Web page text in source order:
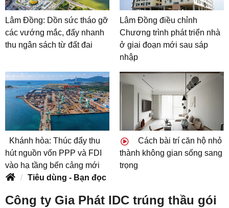
Lâm Đồng: Dồn sức tháo gỡ
các vướng mắc, đẩy nhanh
thu ngân sách từ đất đai
Lâm Đồng điều chỉnh
Chương trình phát triển nhà
ở giai đoạn mới sau sáp
nhập
Khánh hòa: Thúc đẩy thu
hút nguồn vốn PPP và FDI
vào hạ tầng bến cảng mới
Cách bài trí căn hộ nhỏ
thành không gian sống sang
trọng
Tiêu dùng - Bạn đọc
Công ty Gia Phát IDC trúng thầu gói